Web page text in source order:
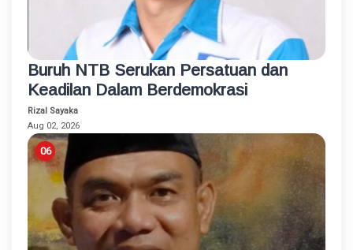
Buruh NTB Serukan Persatuan dan
Keadilan Dalam Berdemokrasi
Rizal Sayaka
Aug 02, 2026